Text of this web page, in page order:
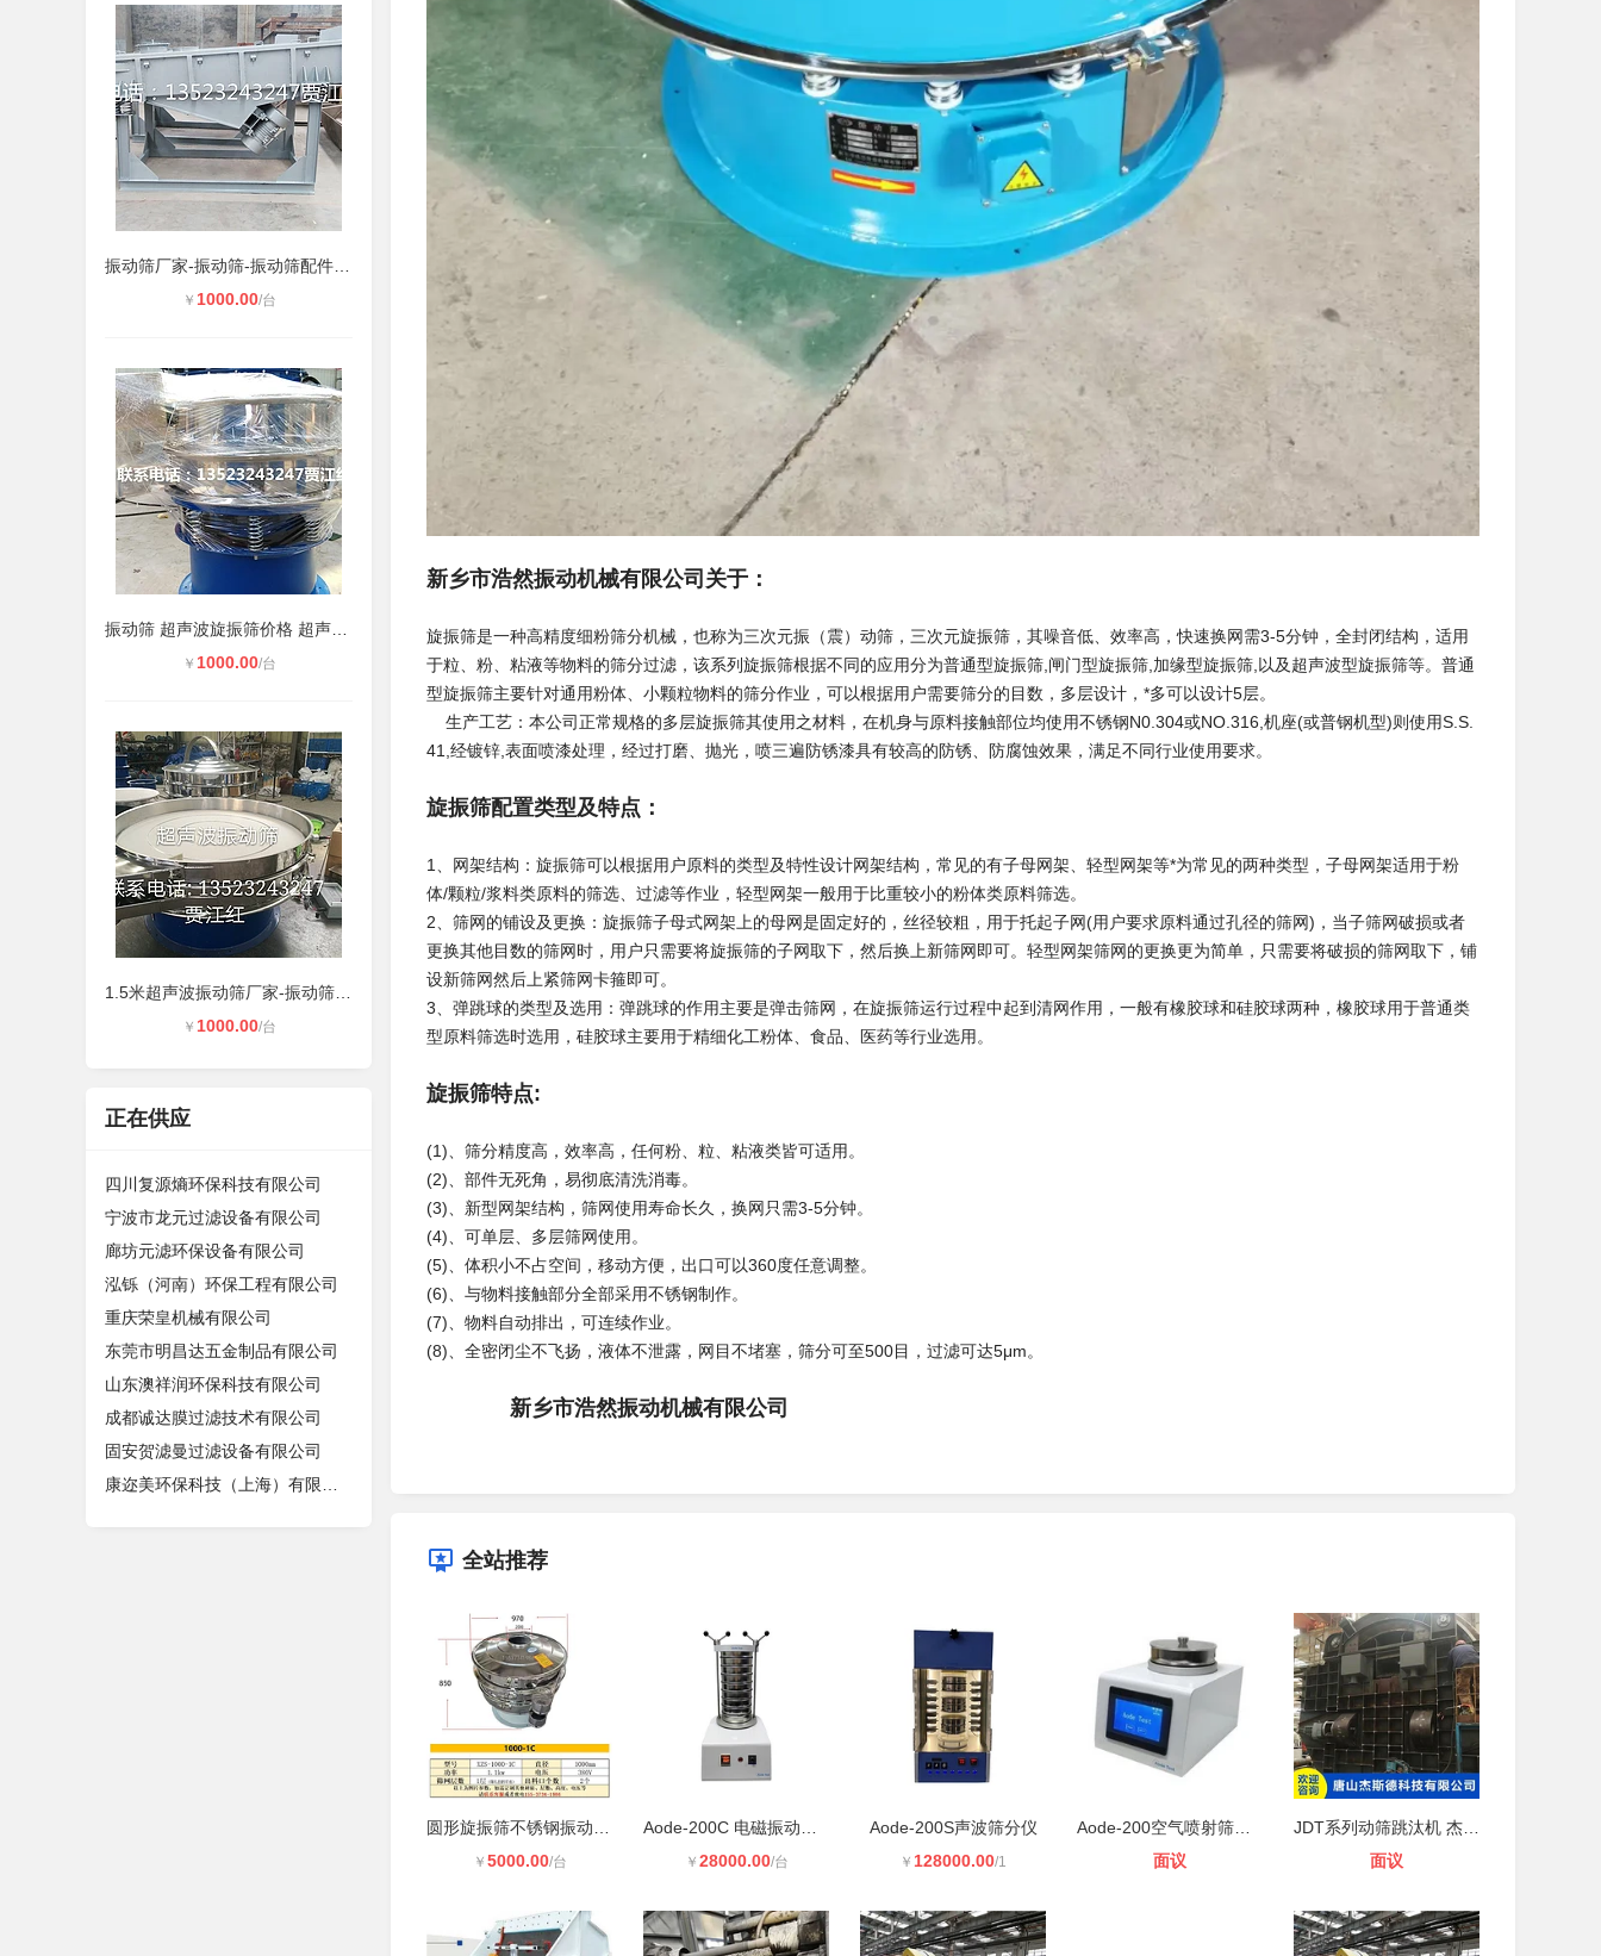
￥ 1000.00/台
￥ 1000.00/台
￥ 1000.00/台
正在供应
四川复源熵环保科技有限公司
宁波市龙元过滤设备有限公司
廊坊元滤环保设备有限公司
泓铄（河南）环保工程有限公司
重庆荣皇机械有限公司
东莞市明昌达五金制品有限公司
山东澳祥润环保科技有限公司
成都诚达膜过滤技术有限公司
固安贺滤曼过滤设备有限公司
新乡市浩然振动机械有限公司关于：
旋振筛是一种高精度细粉筛分机械，也称为三次元振（震）动筛，三次元旋振筛，其噪音低、效率高，快速换网需3-5分钟，全封闭结构，适用
于粒、粉、粘液等物料的筛分过滤，该系列旋振筛根据不同的应用分为普通型旋振筛,闸门型旋振筛,加缘型旋振筛,以及超声波型旋振筛等。普通
型旋振筛主要针对通用粉体、小颗粒物料的筛分作业，可以根据用户需要筛分的目数，多层设计，*多可以设计5层。
生产工艺：本公司正常规格的多层旋振筛其使用之材料，在机身与原料接触部位均使用不锈钢N0.304或NO.316,机座(或普钢机型)则使用S.S.
41,经镀锌,表面喷漆处理，经过打磨、抛光，喷三遍防锈漆具有较高的防锈、防腐蚀效果，满足不同行业使用要求。
旋振筛配置类型及特点：
1、网架结构：旋振筛可以根据用户原料的类型及特性设计网架结构，常见的有子母网架、轻型网架等*为常见的两种类型，子母网架适用于粉
体/颗粒/浆料类原料的筛选、过滤等作业，轻型网架一般用于比重较小的粉体类原料筛选。
2、筛网的铺设及更换：旋振筛子母式网架上的母网是固定好的，丝径较粗，用于托起子网(用户要求原料通过孔径的筛网)，当子筛网破损或者
更换其他目数的筛网时，用户只需要将旋振筛的子网取下，然后换上新筛网即可。轻型网架筛网的更换更为简单，只需要将破损的筛网取下，铺
设新筛网然后上紧筛网卡箍即可。
3、弹跳球的类型及选用：弹跳球的作用主要是弹击筛网，在旋振筛运行过程中起到清网作用，一般有橡胶球和硅胶球两种，橡胶球用于普通类
型原料筛选时选用，硅胶球主要用于精细化工粉体、食品、医药等行业选用。
旋振筛特点:
(1)、筛分精度高，效率高，任何粉、粒、粘液类皆可适用。
(2)、部件无死角，易彻底清洗消毒。
(3)、新型网架结构，筛网使用寿命长久，换网只需3-5分钟。
(4)、可单层、多层筛网使用。
(5)、体积小不占空间，移动方便，出口可以360度任意调整。
(6)、与物料接触部分全部采用不锈钢制作。
(7)、物料自动排出，可连续作业。
(8)、全密闭尘不飞扬，液体不泄露，网目不堵塞，筛分可至500目，过滤可达5μm。
新乡市浩然振动机械有限公司
全站推荐
￥ 5000.00/台 ￥ 28000.00/台
Aode-200S声波筛分仪
￥ 128000.00/1
面议
面议